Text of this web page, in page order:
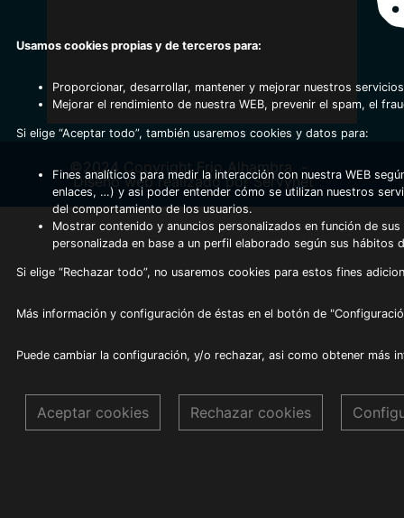
©2024 Copyright Frio Alhambra
Diseño web realizado por Servynet
Usamos cookies propias y de terceros para:
Proporcionar, desarrollar, mantener y mejorar nuestros
Mejorar el rendimiento de nuestra WEB, prevenir el spam, el
Si elige “Aceptar todo”, también usaremos cookies y datos para:
Fines analíticos para medir la interacción con nuestra WEB
enlaces, …) y asi poder entender cómo se utilizan nuestros
del comportamiento de los usuarios.
Mostrar contenido y anuncios personalizados en función de
personalizada en base a un perfil elaborado según sus hábitos
Si elige “Rechazar todo”, no usaremos cookies para estos fines
Más información y configuración de éstas en el botón de
Puede cambiar la configuración, y/o rechazar, asi como obtener más
Aceptar cookies Rechazar cookies